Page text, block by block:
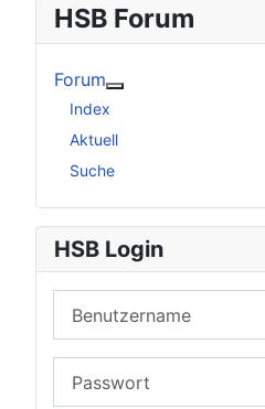
HSB Forum
Forum
Index
Aktuell
Suche
HSB Login